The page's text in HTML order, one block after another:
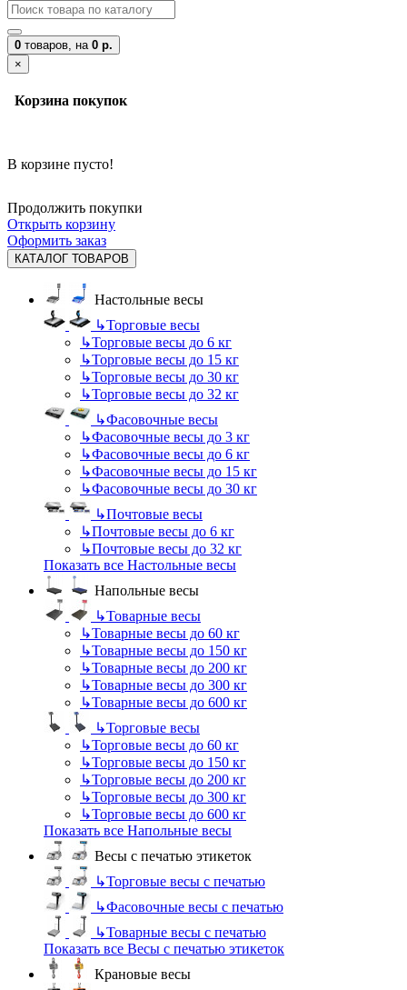
0 товаров, на 0 р.
×
Корзина покупок
В корзине пусто!
Продолжить покупки
Открыть корзину
Оформить заказ
КАТАЛОГ ТОВАРОВ
Настольные весы
↳Торговые весы
↳Торговые весы до 6 кг
↳Торговые весы до 15 кг
↳Торговые весы до 30 кг
↳Торговые весы до 32 кг
↳Фасовочные весы
↳Фасовочные весы до 3 кг
↳Фасовочные весы до 6 кг
↳Фасовочные весы до 15 кг
↳Фасовочные весы до 30 кг
↳Почтовые весы
↳Почтовые весы до 6 кг
↳Почтовые весы до 32 кг
Показать все Настольные весы
Напольные весы
↳Товарные весы
↳Товарные весы до 60 кг
↳Товарные весы до 150 кг
↳Товарные весы до 200 кг
↳Товарные весы до 300 кг
↳Товарные весы до 600 кг
↳Торговые весы
↳Торговые весы до 60 кг
↳Торговые весы до 150 кг
↳Торговые весы до 200 кг
↳Торговые весы до 300 кг
↳Торговые весы до 600 кг
Показать все Напольные весы
Весы с печатью этикеток
↳Торговые весы с печатью
↳Фасовочные весы с печатью
↳Товарные весы с печатью
Показать все Весы с печатью этикеток
Крановые весы